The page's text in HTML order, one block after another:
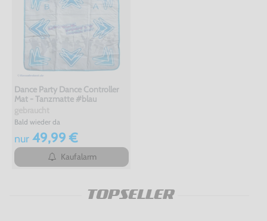
Dance Party Dance Controller
Mat - Tanzmatte #blau
Bald wieder da
nur49,99 €
Kaufalarm
TOPSELLER